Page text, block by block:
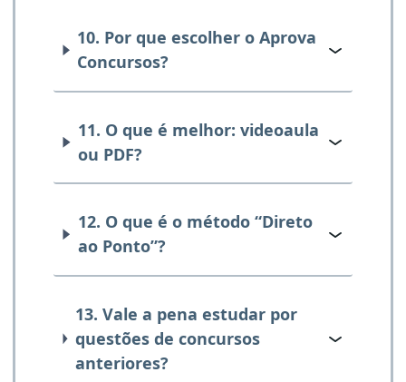
10. Por que escolher o Aprova
Concursos?
11. O que é melhor: videoaula
ou PDF?
12. O que é o método “Direto
ao Ponto”?
13. Vale a pena estudar por
questões de concursos
anteriores?